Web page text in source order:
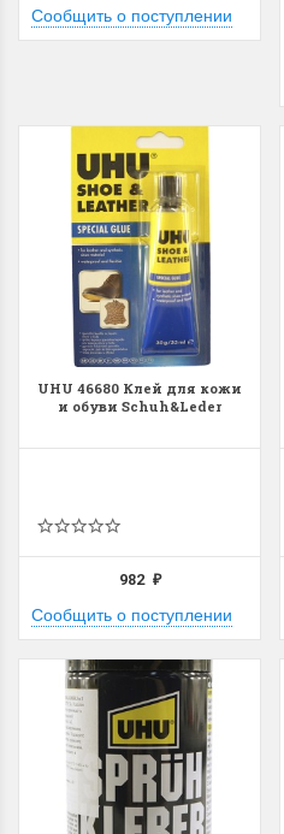
Сообщить о поступлении
UHU 46680 Клей для кожи
и обуви Schuh&Leder
982 ₽
Сообщить о поступлении